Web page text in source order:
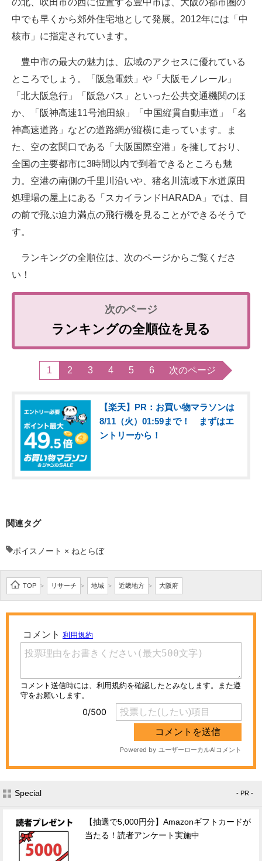
の北、吹田市の西に位置する豊中市は、大阪の都市圏の
中でも早くから郊外住宅地として発展。2012年には「中
核市」に指定されています。
豊中市の最大の魅力は、広域のアクセスに優れている
ところでしょう。「阪急電鉄」や「大阪モノレール」
「北大阪急行」「阪急バス」といった公共交通機関のほ
か、「阪神高速11号池田線」「中国縦貫自動車道」「名
神高速道路」などの道路網が縦横に走っています。ま
た、空の玄関口である「大阪国際空港」を擁しており、
全国の主要都市に3時間以内で到着できるところも魅
力。空港の南側の千里川沿いや、猪名川流域下水道原田
処理場の屋上にある「スカイランドHARADA」では、目
の前で飛ぶ迫力満点の飛行機を見ることができるそうで
す。
ランキングの全順位は、次のページからご覧くださ
い！
ランキングの全順位を見る
1 2 3 4 5 6 次のページ
【楽天】PR：お買い物マラソンは
8/11（火）01:59まで！ まずはエ
ントリーから！
関連タグ
ボイスノート × ねとらぼ
TOP > リサーチ > 地域 > 近畿地方 > 大阪府
Special - PR -
【抽選で5,000円分】Amazonギフトカードが
当たる！読者アンケート実施中